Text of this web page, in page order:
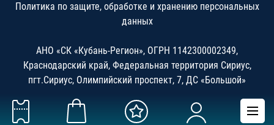
Политика по защите, обработке и хранению персональных
данных
АНО «СК «Кубань-Регион», ОГРН 1142300002349,
Краснодарский край, Федеральная территория Сириус,
пгт.Сириус, Олимпийский проспект, 7, ДС «Большой»